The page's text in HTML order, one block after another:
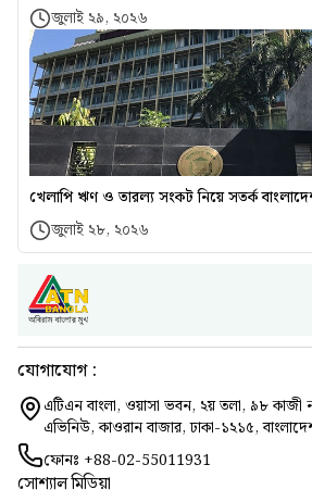
জুলাই ২৯, ২০২৬
খেলাপি ঋণ ও তারল্য সংকট নিয়ে সতর্ক
জুলাই ২৮, ২০২৬
যোগাযোগ :
এটিএন বাংলা, ওয়াসা ভবন, ২য় তলা, ৯৮
এভিনিউ, কাওরান বাজার, ঢাকা-১২১৫,
ফোনঃ +88-02-55011931
সোশ্যাল মিডিয়া